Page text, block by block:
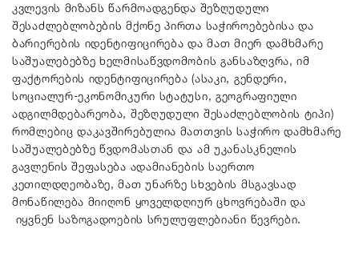
კვლევის მიზანს წარმოადგენდა შეზღუდული
შესაძლებლობების მქონე პირთა საჭიროებებისა და
ბარიერების იდენტიფიცირება და მათ მიერ დამხმარე
საშუალებებზე ხელმისაწვდომობის განსაზღვრა, იმ
ფაქტორების იდენტიფიცირება (ასაკი, გენდერი,
სოციალურ-ეკონომიკური სტატუსი, გეოგრაფიული
ადგილმდებარეობა, შეზღუდული შესაძლებლობის ტიპი)
რომლებიც დაკავშირებულია მათთვის საჭირო დამხმარე
საშუალებებზე წვდომასთან და ამ უკანასკნელის
გავლენის შეფასება ადამიანების საერთო
კეთილდღეობაზე, მათ უნარზე სხვების მსგავსად
მონაწილება მიიღონ ყოველდღიურ ცხოვრებაში და
იყვნენ საზოგადოების სრულუფლებიანი წევრები.